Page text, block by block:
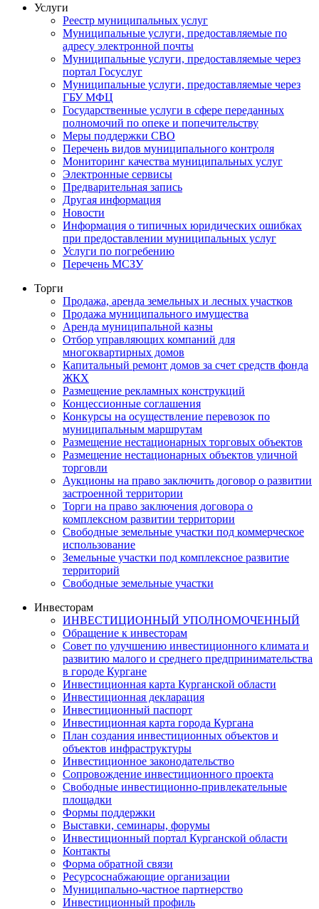
Услуги
Реестр муниципальных услуг
Муниципальные услуги, предоставляемые по
адресу электронной почты
Муниципальные услуги, предоставляемые через
портал Госуслуг
Муниципальные услуги, предоставляемые через
ГБУ МФЦ
Государственные услуги в сфере переданных
полномочий по опеке и попечительству
Меры поддержки СВО
Перечень видов муниципального контроля
Мониторинг качества муниципальных услуг
Электронные сервисы
Предварительная запись
Другая информация
Новости
Информация о типичных юридических ошибках
при предоставлении муниципальных услуг
Услуги по погребению
Перечень МСЗУ
Торги
Продажа, аренда земельных и лесных участков
Продажа муниципального имущества
Аренда муниципальной казны
Отбор управляющих компаний для
многоквартирных домов
Капитальный ремонт домов за счет средств фонда
ЖКХ
Размещение рекламных конструкций
Концессионные соглашения
Конкурсы на осуществление перевозок по
муниципальным маршрутам
Размещение нестационарных торговых объектов
Размещение нестационарных объектов уличной
торговли
Аукционы на право заключить договор о развитии
застроенной территории
Торги на право заключения договора о
комплексном развитии территории
Свободные земельные участки под коммерческое
использование
Земельные участки под комплексное развитие
территорий
Свободные земельные участки
Инвесторам
ИНВЕСТИЦИОННЫЙ УПОЛНОМОЧЕННЫЙ
Обращение к инвесторам
Совет по улучшению инвестиционного климата и
развитию малого и среднего предпринимательства
в городе Кургане
Инвестиционная карта Курганской области
Инвестиционная декларация
Инвестиционный паспорт
Инвестиционная карта города Кургана
План создания инвестиционных объектов и
объектов инфраструктуры
Инвестиционное законодательство
Сопровождение инвестиционного проекта
Свободные инвестиционно-привлекательные
площадки
Формы поддержки
Выставки, семинары, форумы
Инвестиционный портал Курганской области
Контакты
Форма обратной связи
Ресурсоснабжающие организации
Муниципально-частное партнерство
Инвестиционный профиль